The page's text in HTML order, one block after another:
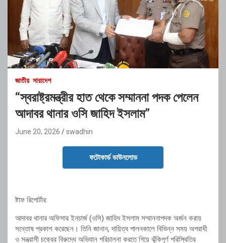
জাতীয় সারাদেশ
“স্বরাষ্ট্রমন্ত্রীর হাত থেকে সম্মাননা পদক পেলেন
আদাবর থানার ওসি জাহিদ ইসলাম”
June 20, 2026 swadhin
ফটোকার্ড ডাউনলোড
ষ্টাফ রিপোর্টার:
আদাবর থানার অফিসার ইনচার্জ (ওসি) জাহিদ ইসলাম সম্মাননাপদক অর্জন করায়
সন্তোষ প্রকাশ করেছেন। তিনি জানান, দায়িত্ব পালনকালে বিভিন্ন সময় অপরাধী
ও সন্ত্রাসী চক্রের বিরুদ্ধে অভিযান পরিচালনা করতে গিয়ে ঝুঁকিপূর্ণ পরিস্থিতির